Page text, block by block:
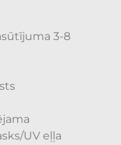
3-8
UV eļļa